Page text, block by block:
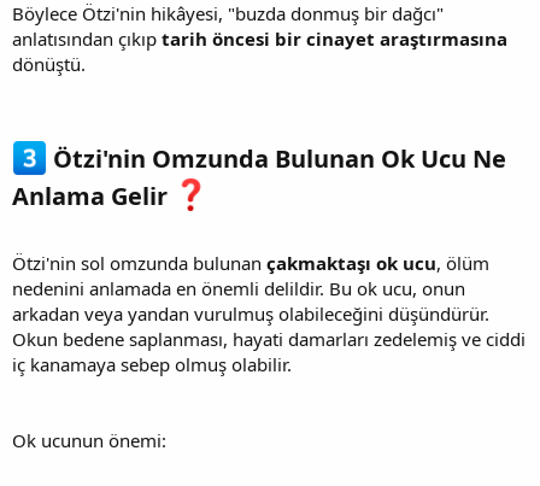
Böylece Ötzi'nin hikâyesi, "buzda donmuş bir dağcı"
anlatısından çıkıp tarih öncesi bir cinayet araştırmasına
dönüştü.
Ötzi'nin Omzunda Bulunan Ok Ucu Ne
Anlama Gelir
Ötzi'nin sol omzunda bulunan çakmaktaşı ok ucu, ölüm
nedenini anlamada en önemli delildir. Bu ok ucu, onun
arkadan veya yandan vurulmuş olabileceğini düşündürür.
Okun bedene saplanması, hayati damarları zedelemiş ve ciddi
iç kanamaya sebep olmuş olabilir.
Ok ucunun önemi: